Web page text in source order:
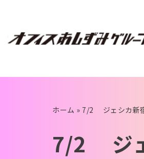
ン
ホーム » 7/2 ジェシカ新
7/2 ジ